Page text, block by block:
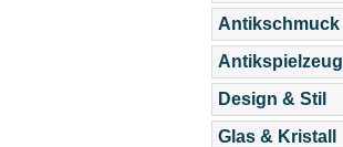
Antikschmuck
Antikspielzeug
Design & Stil
Glas & Kristall